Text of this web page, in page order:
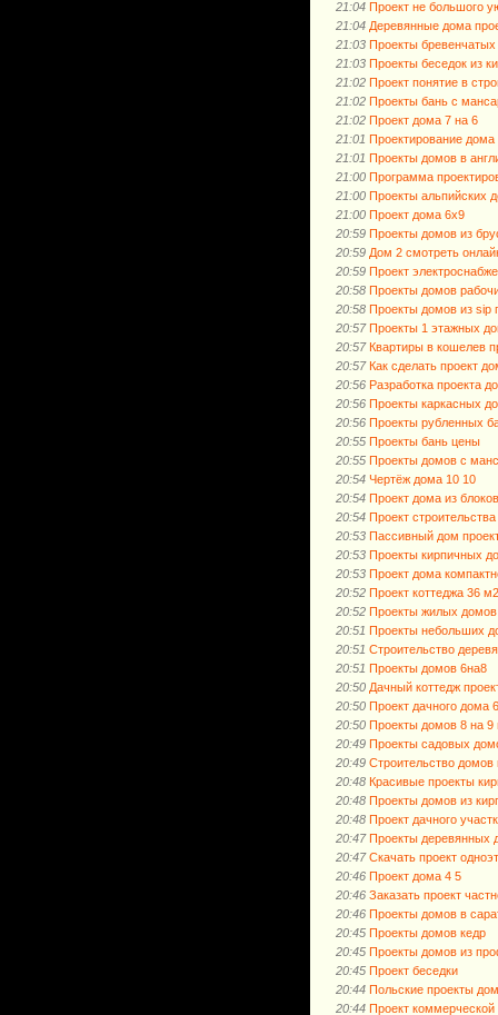
21:04 Проект не большого
21:04 Деревянные дома
21:03 Проекты
21:03 Проекты беседок из
21:02 Проект понятие в
21:02 Проекты бань с
21:02 Проект дома 7 на 6
21:01 Проектирование дома
21:01 Проекты домов в
21:00 Программа
21:00 Проекты альпийских
21:00 Проект дома 6х9
20:59 Проекты домов из
20:59 Дом 2 смотреть
20:59 Проект
20:58 Проекты домов
20:58 Проекты домов из sip
20:57 Проекты 1 этажных
20:57 Квартиры в кошелев
20:57 Как сделать проект
20:56 Разработка проекта
20:56 Проекты каркасных
20:56 Проекты рубленных
20:55 Проекты бань цены
20:55 Проекты домов с
20:54 Чертёж дома 10 10
20:54 Проект дома из
20:54 Проект
20:53 Пассивный дом
20:53 Проекты кирпичных
20:53 Проект дома
20:52 Проект коттеджа 36
20:52 Проекты жилых домов
20:51 Проекты небольших
20:51 Строительство
20:51 Проекты домов 6на8
20:50 Дачный коттедж
20:50 Проект дачного дома
20:50 Проекты домов 8 на 9
20:49 Проекты садовых
20:49 Строительство домов
20:48 Красивые проекты
20:48 Проекты домов из
20:48 Проект дачного
20:47 Проекты деревянных
20:47 Скачать проект
20:46 Проект дома 4 5
20:46 Заказать проект
20:46 Проекты домов в
20:45 Проекты домов кедр
20:45 Проекты домов из
20:45 Проект беседки
20:44 Польские проекты
20:44 Проект коммерческой